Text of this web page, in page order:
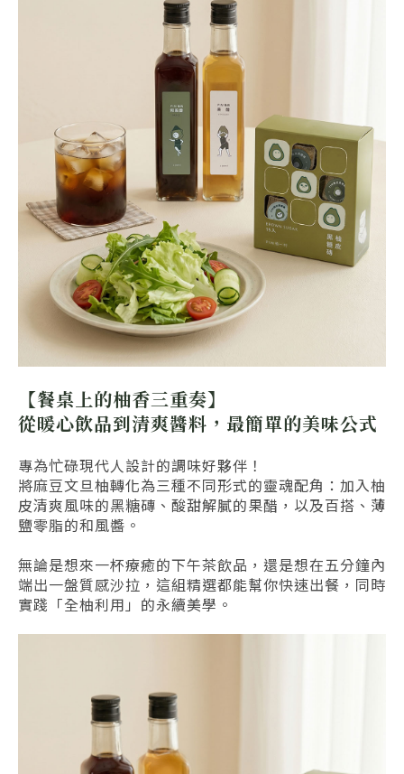
【餐桌上的柚香三重奏】
從暖心飲品到清爽醬料，最簡單的美味公式
專為忙碌現代人設計的調味好夥伴！
將麻豆文旦柚轉化為三種不同形式的靈魂配角：加入柚
皮清爽風味的黑糖磚、酸甜解膩的果醋，以及百搭、薄
鹽零脂的和風醬。
無論是想來一杯療癒的下午茶飲品，還是想在五分鐘內
端出一盤質感沙拉，這組精選都能幫你快速出餐，同時
實踐「全柚利用」的永續美學。